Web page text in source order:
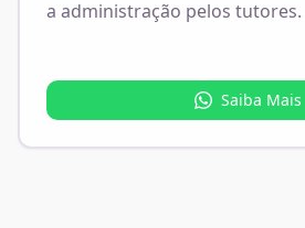
a administração pelos tutores.
Saiba Mais